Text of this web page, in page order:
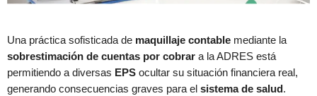
Una práctica sofisticada de maquillaje contable mediante la
sobrestimación de cuentas por cobrar a la ADRES está
permitiendo a diversas EPS ocultar su situación financiera real,
generando consecuencias graves para el sistema de salud.